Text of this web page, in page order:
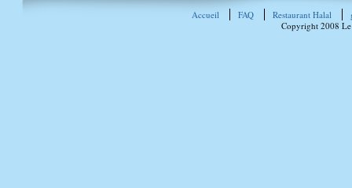
Accueil FAQ Restaurant Halal
Copyright 2008